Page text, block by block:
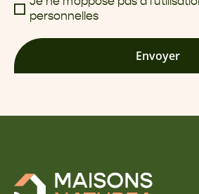
personnelles
Envoyer